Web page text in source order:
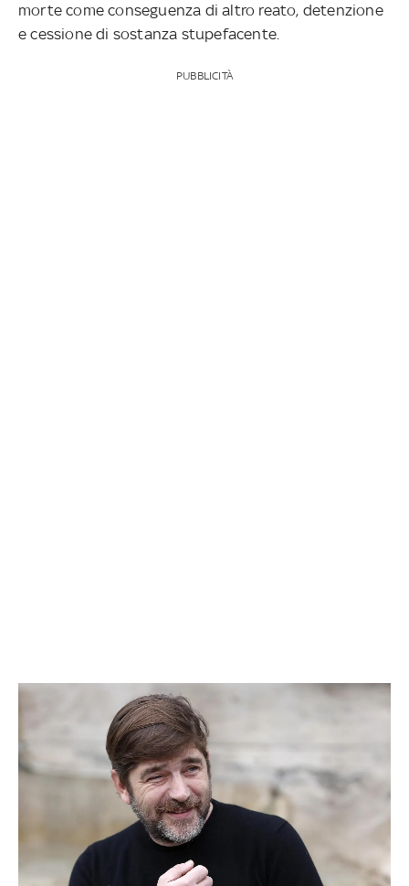
morte come conseguenza di altro reato, detenzione
e cessione di sostanza stupefacente.
PUBBLICITÀ